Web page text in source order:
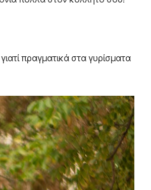
πραγματικά στα γυρίσματα